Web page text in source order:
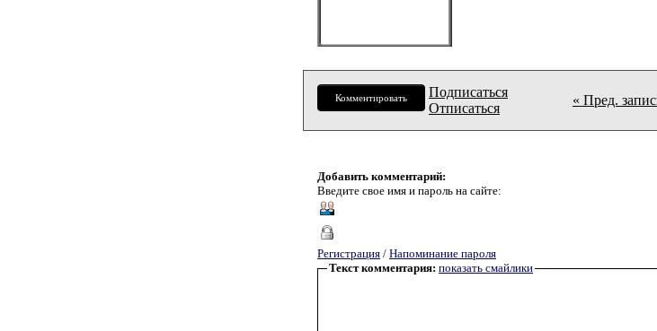
Комментировать
Подписаться
Отписаться
« Пред.
Добавить комментарий:
Введите свое имя и пароль на сайте:
Регистрация / Напоминание пароля
Текст комментария: показать смайлики